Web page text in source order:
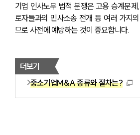
기업 인사노무 법적 분쟁은 고용 승계문
로자들과의 민사소송 전개 등 여러 가지
므로 사전에 예방하는 것이 중요합니다.
더보기
중소기업M&A 종류와 절차는?